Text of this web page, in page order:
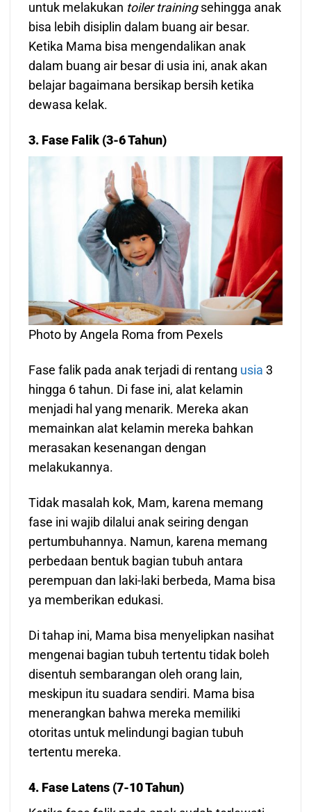
untuk melakukan toiler trainingsehingga anak
bisa lebih disiplin dalam buang air besar.
Ketika Mama bisa mengendalikan anak
dalam buang air besar di usia ini, anak akan
belajar bagaimana bersikap bersih ketika
dewasa kelak.
3. Fase Falik (3-6 Tahun)
Photo by Angela Roma from Pexels
Fase falik pada anak terjadi di rentang usia3
hingga 6 tahun. Di fase ini, alat kelamin
menjadi hal yang menarik. Mereka akan
memainkan alat kelamin mereka bahkan
merasakan kesenangan dengan
melakukannya.
Tidak masalah kok, Mam, karena memang
fase ini wajib dilalui anak seiring dengan
pertumbuhannya. Namun, karena memang
perbedaan bentuk bagian tubuh antara
perempuan dan laki-laki berbeda, Mama bisa
ya memberikan edukasi.
Di tahap ini, Mama bisa menyelipkan nasihat
mengenai bagian tubuh tertentu tidak boleh
disentuh sembarangan oleh orang lain,
meskipun itu suadara sendiri. Mama bisa
menerangkan bahwa mereka memiliki
otoritas untuk melindungi bagian tubuh
tertentu mereka.
4. Fase Latens (7-10 Tahun)